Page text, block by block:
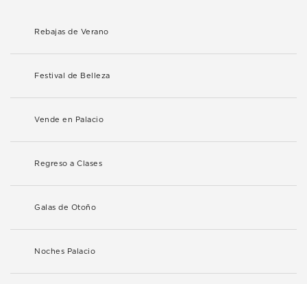
Rebajas de Verano
Festival de Belleza
Vende en Palacio
Regreso a Clases
Galas de Otoño
Noches Palacio